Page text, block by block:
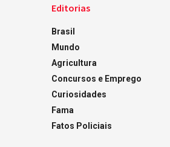
Editorias
Brasil
Mundo
Agricultura
Concursos e Emprego
Curiosidades
Fama
Fatos Policiais